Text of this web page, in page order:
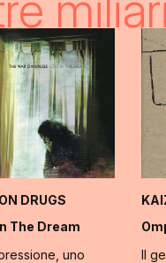
DRUGS
The Dream
uno
Il